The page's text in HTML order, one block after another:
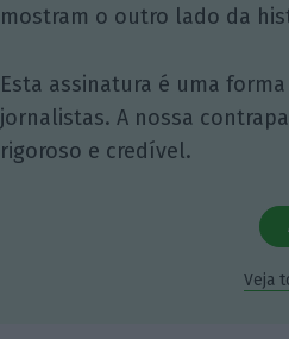
mostram o outro lado da
Esta assinatura é uma
jornalistas. A nossa
rigoroso e credível.
Veja